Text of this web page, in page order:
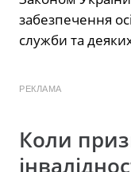
забезпечення
служби та
РЕКЛАМА
Коли